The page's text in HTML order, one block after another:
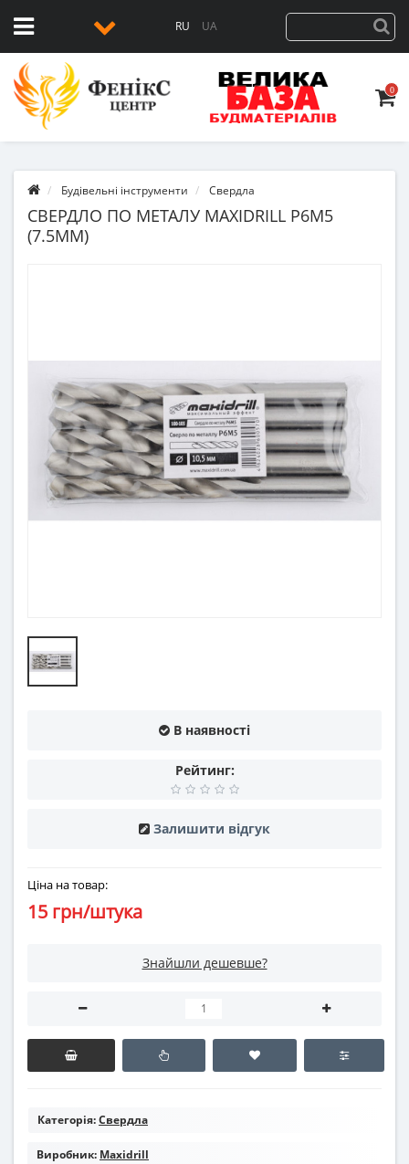
RU UA
0
Будівельні інструменти Свердла
СВЕРДЛО ПО МЕТАЛУ MAXIDRILL P6M5
(7.5ММ)
В наявності
Рейтинг:
Залишити відгук
Ціна на товар:
15 грн/штука
Знайшли дешевше?
Категорія:Свердла
Виробник: Maxidrill